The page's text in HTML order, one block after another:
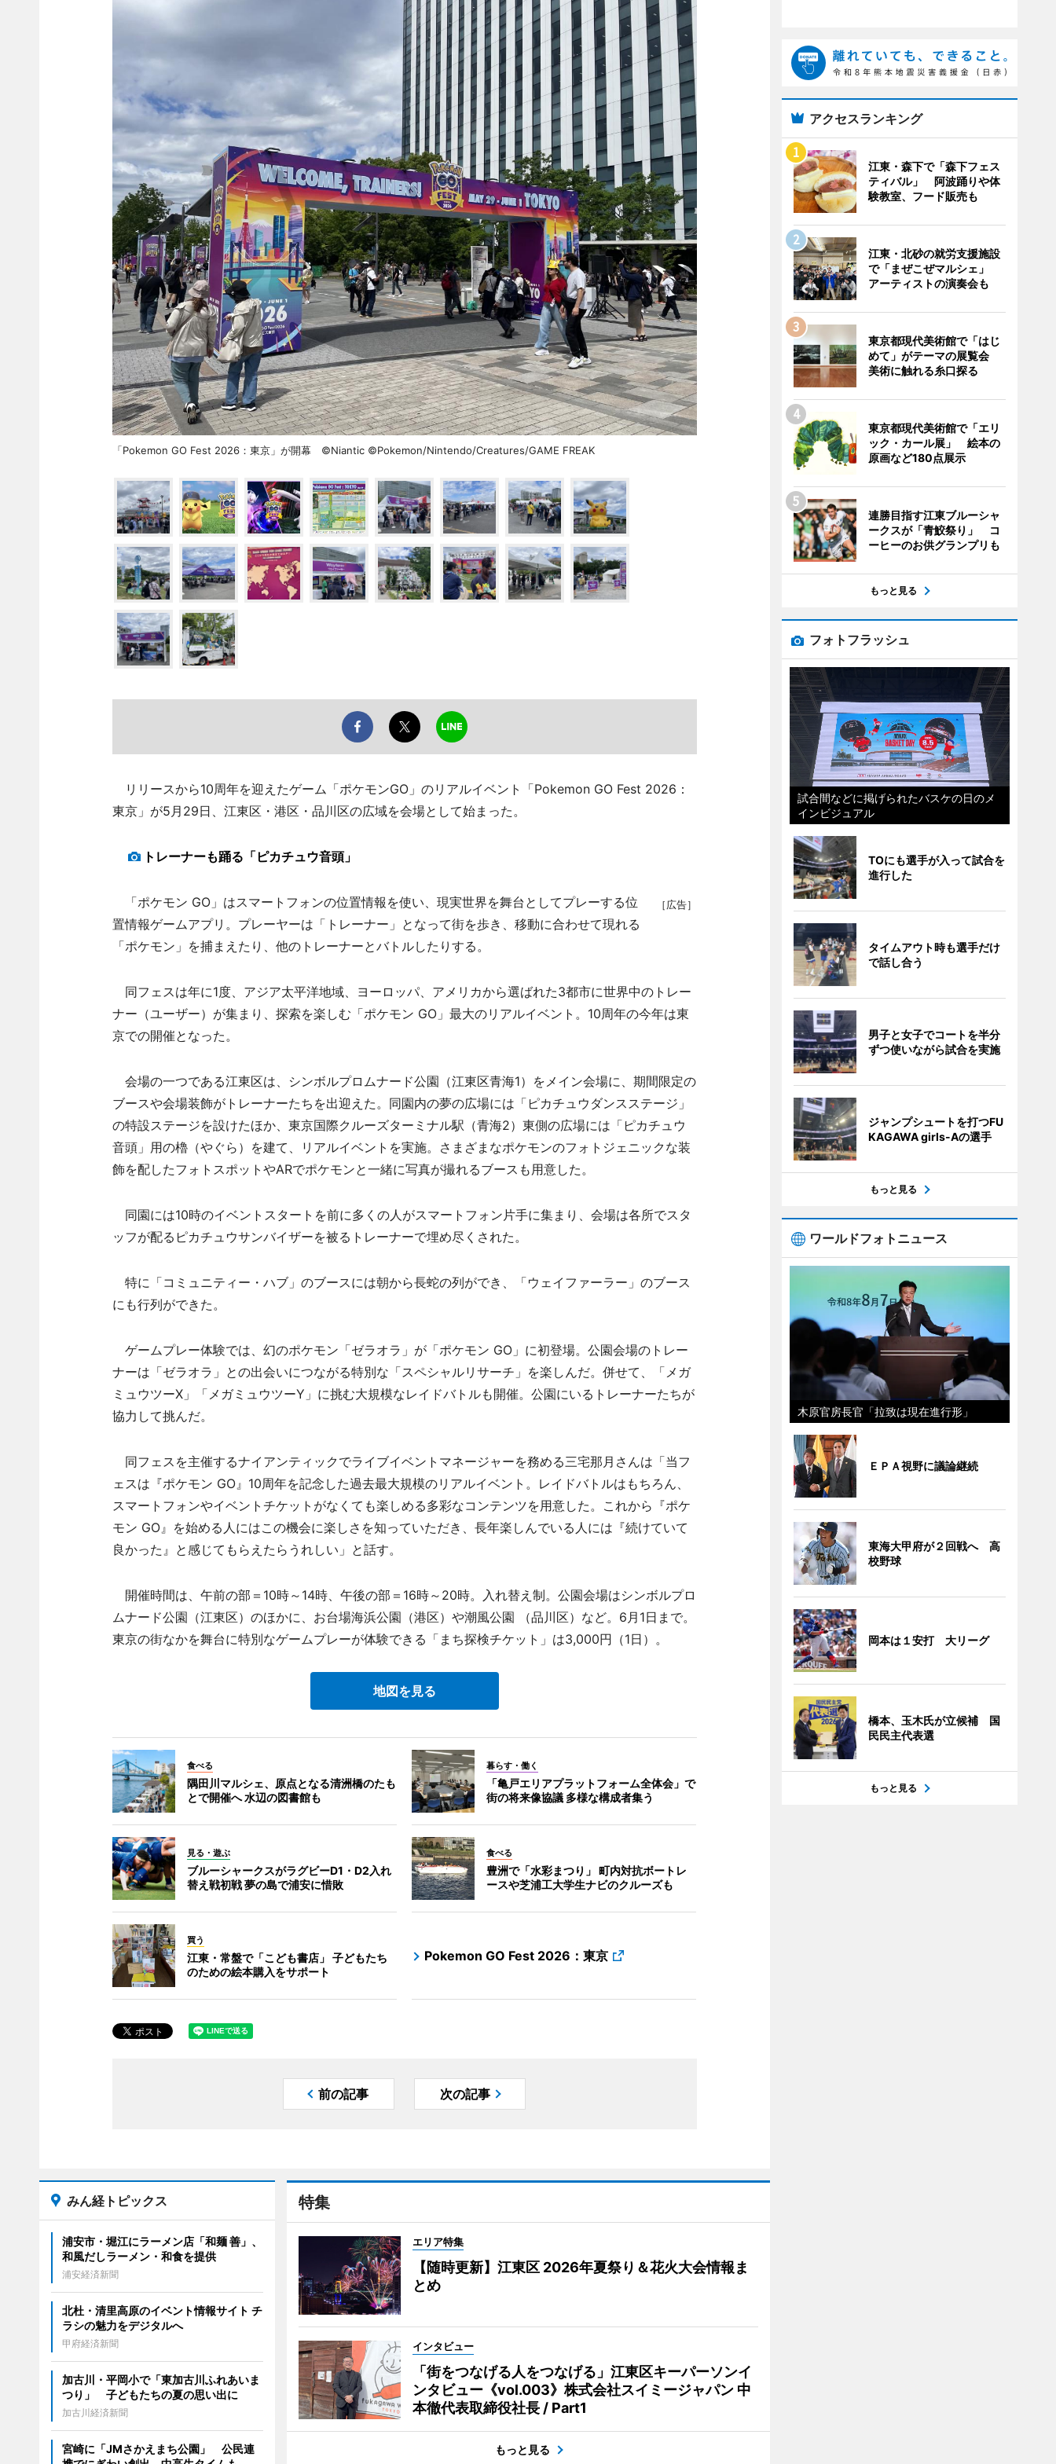
「Pokemon GO Fest 2026：東京」が開幕 ©Niantic ©Pokemon/Nintendo/Creatures/GAME FREAK
リリースから10周年を迎えたゲーム「ポケモンGO」のリアルイベント「Pokemon GO Fest 2026：
東京」が5月29日、江東区・港区・品川区の広域を会場として始まった。
トレーナーも踊る「ピカチュウ音頭」
［広告］
「ポケモン GO」はスマートフォンの位置情報を使い、現実世界を舞台としてプレーする位
置情報ゲームアプリ。プレーヤーは「トレーナー」となって街を歩き、移動に合わせて現れる
「ポケモン」を捕まえたり、他のトレーナーとバトルしたりする。
同フェスは年に1度、アジア太平洋地域、ヨーロッパ、アメリカから選ばれた3都市に世界中のトレー
ナー（ユーザー）が集まり、探索を楽しむ「ポケモン GO」最大のリアルイベント。10周年の今年は東
京での開催となった。
会場の一つである江東区は、シンボルプロムナード公園（江東区青海1）をメイン会場に、期間限定の
ブースや会場装飾がトレーナーたちを出迎えた。同園内の夢の広場には「ピカチュウダンスステージ」
の特設ステージを設けたほか、東京国際クルーズターミナル駅（青海2）東側の広場には「ピカチュウ
音頭」用の櫓（やぐら）を建て、リアルイベントを実施。さまざまなポケモンのフォトジェニックな装
飾を配したフォトスポットやARでポケモンと一緒に写真が撮れるブースも用意した。
同園には10時のイベントスタートを前に多くの人がスマートフォン片手に集まり、会場は各所でスタ
ッフが配るピカチュウサンバイザーを被るトレーナーで埋め尽くされた。
特に「コミュニティー・ハブ」のブースには朝から長蛇の列ができ、「ウェイファーラー」のブース
にも行列ができた。
ゲームプレー体験では、幻のポケモン「ゼラオラ」が「ポケモン GO」に初登場。公園会場のトレー
ナーは「ゼラオラ」との出会いにつながる特別な「スペシャルリサーチ」を楽しんだ。併せて、「メガ
ミュウツーX」「メガミュウツーY」に挑む大規模なレイドバトルも開催。公園にいるトレーナーたちが
協力して挑んだ。
同フェスを主催するナイアンティックでライブイベントマネージャーを務める三宅那月さんは「当フ
ェスは『ポケモン GO』10周年を記念した過去最大規模のリアルイベント。レイドバトルはもちろん、
スマートフォンやイベントチケットがなくても楽しめる多彩なコンテンツを用意した。これから『ポケ
モン GO』を始める人にはこの機会に楽しさを知っていただき、長年楽しんでいる人には『続けていて
良かった』と感じてもらえたらうれしい」と話す。
開催時間は、午前の部＝10時～14時、午後の部＝16時～20時。入れ替え制。公園会場はシンボルプロ
ムナード公園（江東区）のほかに、お台場海浜公園（港区）や潮風公園 （品川区）など。6月1日まで。
東京の街なかを舞台に特別なゲームプレーが体験できる「まち探検チケット」は3,000円（1日）。
地図を見る
食べる
隅田川マルシェ、原点となる清洲橋のたも
とで開催へ 水辺の図書館も
暮らす・働く
「亀戸エリアプラットフォーム全体会」で
街の将来像協議 多様な構成者集う
見る・遊ぶ
ブルーシャークスがラグビーD1・D2入れ
替え戦初戦 夢の島で浦安に惜敗
食べる
豊洲で「水彩まつり」 町内対抗ボートレ
ースや芝浦工大学生ナビのクルーズも
買う
江東・常盤で「こども書店」 子どもたち
のための絵本購入をサポート
Pokemon GO Fest 2026：東京
前の記事 次の記事
特集
エリア特集
【随時更新】江東区 2026年夏祭り＆花火大会情報ま
とめ
インタビュー
「街をつなげる人をつなげる」江東区キーパーソンイ
ンタビュー《vol.003》株式会社スイミージャパン 中
本徹代表取締役社長 / Part1
もっと見る
みん経トピックス
浦安市・堀江にラーメン店「和麺 善」、
和風だしラーメン・和食を提供
浦安経済新聞
北杜・清里高原のイベント情報サイト チ
ラシの魅力をデジタルへ
甲府経済新聞
加古川・平岡小で「東加古川ふれあいま
つり」 子どもたちの夏の思い出に
加古川経済新聞
宮崎に「JMさかえまち公園」 公民連
アクセスランキング
江東・森下で「森下フェス
ティバル」 阿波踊りや体
験教室、フード販売も
江東・北砂の就労支援施設
で「まぜこぜマルシェ」
アーティストの演奏会も
東京都現代美術館で「はじ
めて」がテーマの展覧会
美術に触れる糸口探る
東京都現代美術館で「エリ
ック・カール展」 絵本の
原画など180点展示
連勝目指す江東ブルーシャ
ークスが「青鮫祭り」 コ
ーヒーのお供グランプリも
もっと見る
フォトフラッシュ
試合間などに掲げられたバスケの日のメ
インビジュアル
TOにも選手が入って試合を
進行した
タイムアウト時も選手だけ
で話し合う
男子と女子でコートを半分
ずつ使いながら試合を実施
ジャンプシュートを打つFU
KAGAWA girls-Aの選手
もっと見る
ワールドフォトニュース
木原官房長官「拉致は現在進行形」
ＥＰＡ視野に議論継続
東海大甲府が２回戦へ 高
校野球
岡本は１安打 大リーグ
橋本、玉木氏が立候補 国
民民主代表選
もっと見る